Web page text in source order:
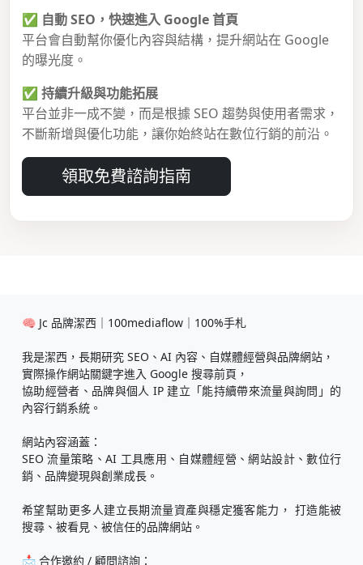
✅ 自動 SEO，快速進入 Google 首頁
平台會自動幫你優化內容與結構，提升網站在 Google
的曝光度。
✅ 持續升級與功能拓展
平台並非一成不變，而是根據 SEO 趨勢與使用者需求，
不斷新增與優化功能，讓你始終站在數位行銷的前沿。
領取免費諮詢指南
🧠 Jc 品牌潔西｜100mediaflow｜100%手札
我是潔西，長期研究 SEO、AI 內容、自媒體經營與品牌網站，
實際操作網站關鍵字進入 Google 搜尋前頁，
協助經營者、品牌與個人 IP 建立「能持續帶來流量與詢問」的
內容行銷系統。
網站內容涵蓋：
SEO 流量策略、AI 工具應用、自媒體經營、網站設計、數位行
銷、品牌變現與創業成長。
希望幫助更多人建立長期流量資產與穩定獲客能力， 打造能被
搜尋、被看見、被信任的品牌網站。
📩 合作邀約 / 顧問諮詢：